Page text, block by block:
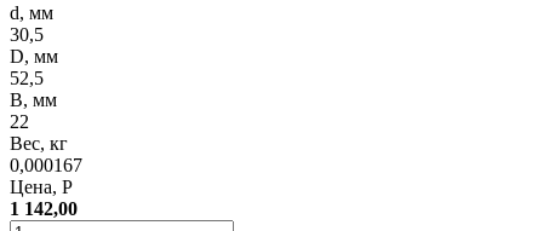
d, мм
30,5
D, мм
52,5
B, мм
22
Вес, кг
0,000167
Цена, Р
1 142,00